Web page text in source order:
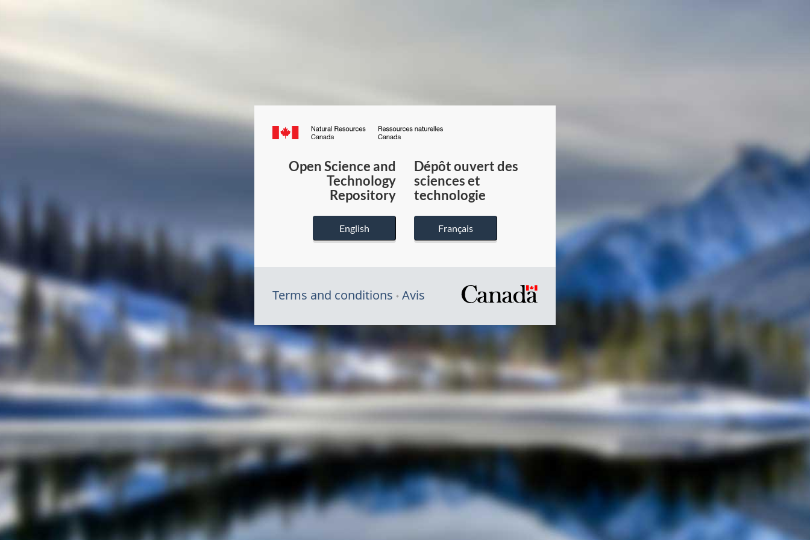
Canada.ca
du
Canada
Open Science and
Technology
Repository
English
Dépôt ouvert des
sciences et
technologie
Français
Terms and conditions Avis
/
gouvernement
du
Canada